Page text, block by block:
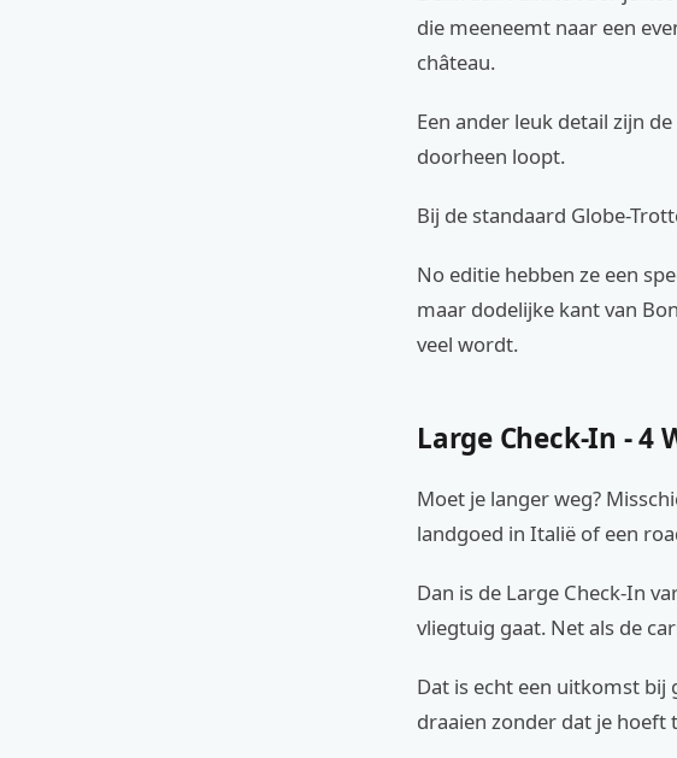
die meeneemt naar een
château.
Een ander leuk detail zijn
doorheen loopt.
Bij de standaard Globe-
No editie hebben ze een
maar dodelijke kant van
veel wordt.
Large Check-In - 4
Moet je langer weg?
landgoed in Italië of een
Dan is de Large Check-In
vliegtuig gaat. Net als de
Dat is echt een uitkomst bij
draaien zonder dat je hoeft